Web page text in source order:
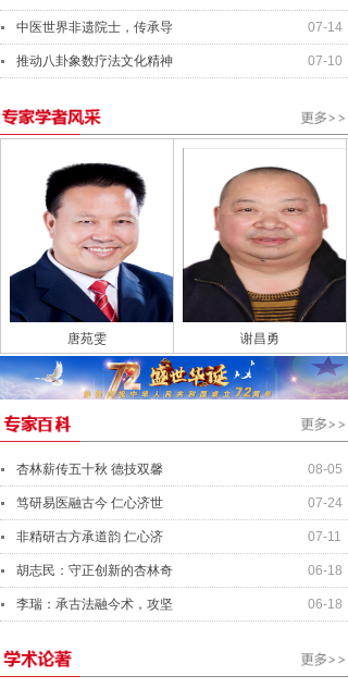
07-14
中医世界非遗院士，传承导
07-10
推动八卦象数疗法文化精神
唐苑雯 谢昌勇
08-05
杏林薪传五十秋 德技双馨
07-24
笃研易医融古今 仁心济世
07-11
非精研古方承道韵 仁心济
06-18
胡志民：守正创新的杏林奇
06-18
李瑞：承古法融今术，攻坚